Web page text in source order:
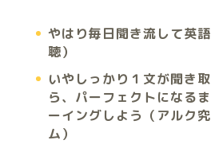
やはり毎日聞き流して英
聴）
いやしっかり１文が聞き
ら、パーフェクトになる
ーイングしよう（アルク
ム）